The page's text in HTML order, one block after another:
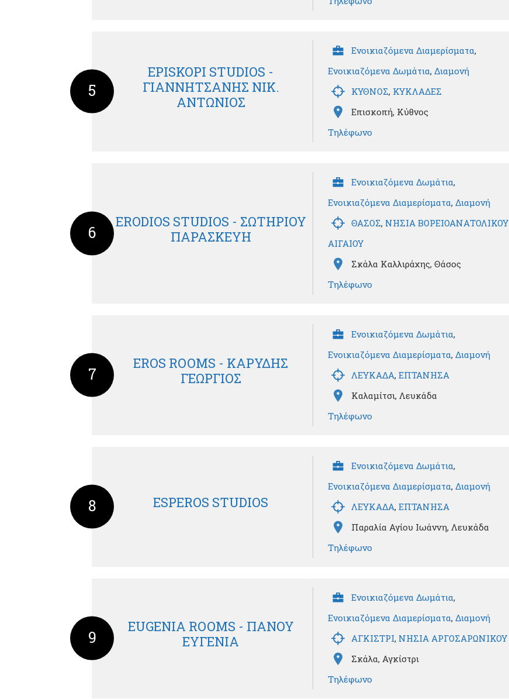
5
EPISKOPI STUDIOS -
ΓΙΑΝΝΗΤΣΑΝΗΣ ΝΙΚ.
ΑΝΤΩΝΙΟΣ
Ενοικιαζόμενα Διαμερίσματα,
Ενοικιαζόμενα Δωμάτια, Διαμονή
ΚΥΘΝΟΣ, ΚΥΚΛΑΔΕΣ
Επισκοπή, Κύθνος
Τηλέφωνο
6
ERODIOS STUDIOS - ΣΩΤΗΡΙΟΥ
ΠΑΡΑΣΚΕΥΗ
Ενοικιαζόμενα Δωμάτια,
Ενοικιαζόμενα Διαμερίσματα, Διαμονή
ΘΑΣΟΣ, ΝΗΣΙΑ ΒΟΡΕΙΟΑΝΑΤΟΛΙΚΟΥ
ΑΙΓΑΙΟΥ
Σκάλα Καλλιράχης, Θάσος
Τηλέφωνο
7
EROS ROOMS - ΚΑΡΥΔΗΣ
ΓΕΩΡΓΙΟΣ
Ενοικιαζόμενα Δωμάτια,
Ενοικιαζόμενα Διαμερίσματα, Διαμονή
ΛΕΥΚΑΔΑ, ΕΠΤΑΝΗΣΑ
Καλαμίτσι, Λευκάδα
Τηλέφωνο
8 ESPEROS STUDIOS
Ενοικιαζόμενα Δωμάτια,
Ενοικιαζόμενα Διαμερίσματα, Διαμονή
ΛΕΥΚΑΔΑ, ΕΠΤΑΝΗΣΑ
Παραλία Αγίου Ιωάννη, Λευκάδα
Τηλέφωνο
9
EUGENIA ROOMS - ΠΑΝΟΥ
ΕΥΓΕΝΙΑ
Ενοικιαζόμενα Δωμάτια,
Ενοικιαζόμενα Διαμερίσματα, Διαμονή
ΑΓΚΙΣΤΡΙ, ΝΗΣΙΑ ΑΡΓΟΣΑΡΩΝΙΚΟΥ
Σκάλα, Αγκίστρι
Τηλέφωνο